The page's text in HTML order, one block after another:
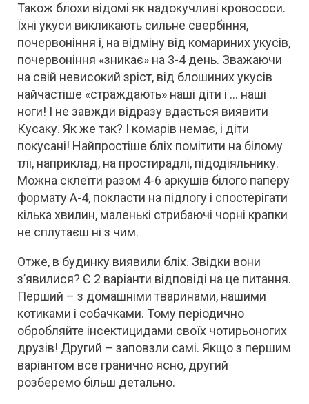
Також блохи відомі як надокучливі кровососи.
Їхні укуси викликають сильне свербіння,
почервоніння і, на відміну від комариних укусів,
почервоніння «зникає» на 3-4 день. Зважаючи
на свій невисокий зріст, від блошиних укусів
найчастіше «страждають» наші діти і … наші
ноги! І не завжди відразу вдається виявити
Кусаку. Як же так? І комарів немає, і діти
покусані! Найпростіше бліх помітити на білому
тлі, наприклад, на простирадлі, підодіяльнику.
Можна склеїти разом 4-6 аркушів білого паперу
формату А-4, покласти на підлогу і спостерігати
кілька хвилин, маленькі стрибаючі чорні крапки
не сплутаєш ні з чим.
Отже, в будинку виявили бліх. Звідки вони
з’явилися? Є 2 варіанти відповіді на це питання.
Перший – з домашніми тваринами, нашими
котиками і собачками. Тому періодично
обробляйте інсектицидами своїх чотирьоногих
друзів! Другий – заповзли самі. Якщо з першим
варіантом все гранично ясно, другий
розберемо більш детально.